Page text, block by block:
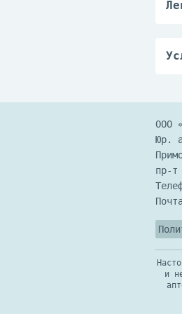
ООО
Юр.
пр-т
и